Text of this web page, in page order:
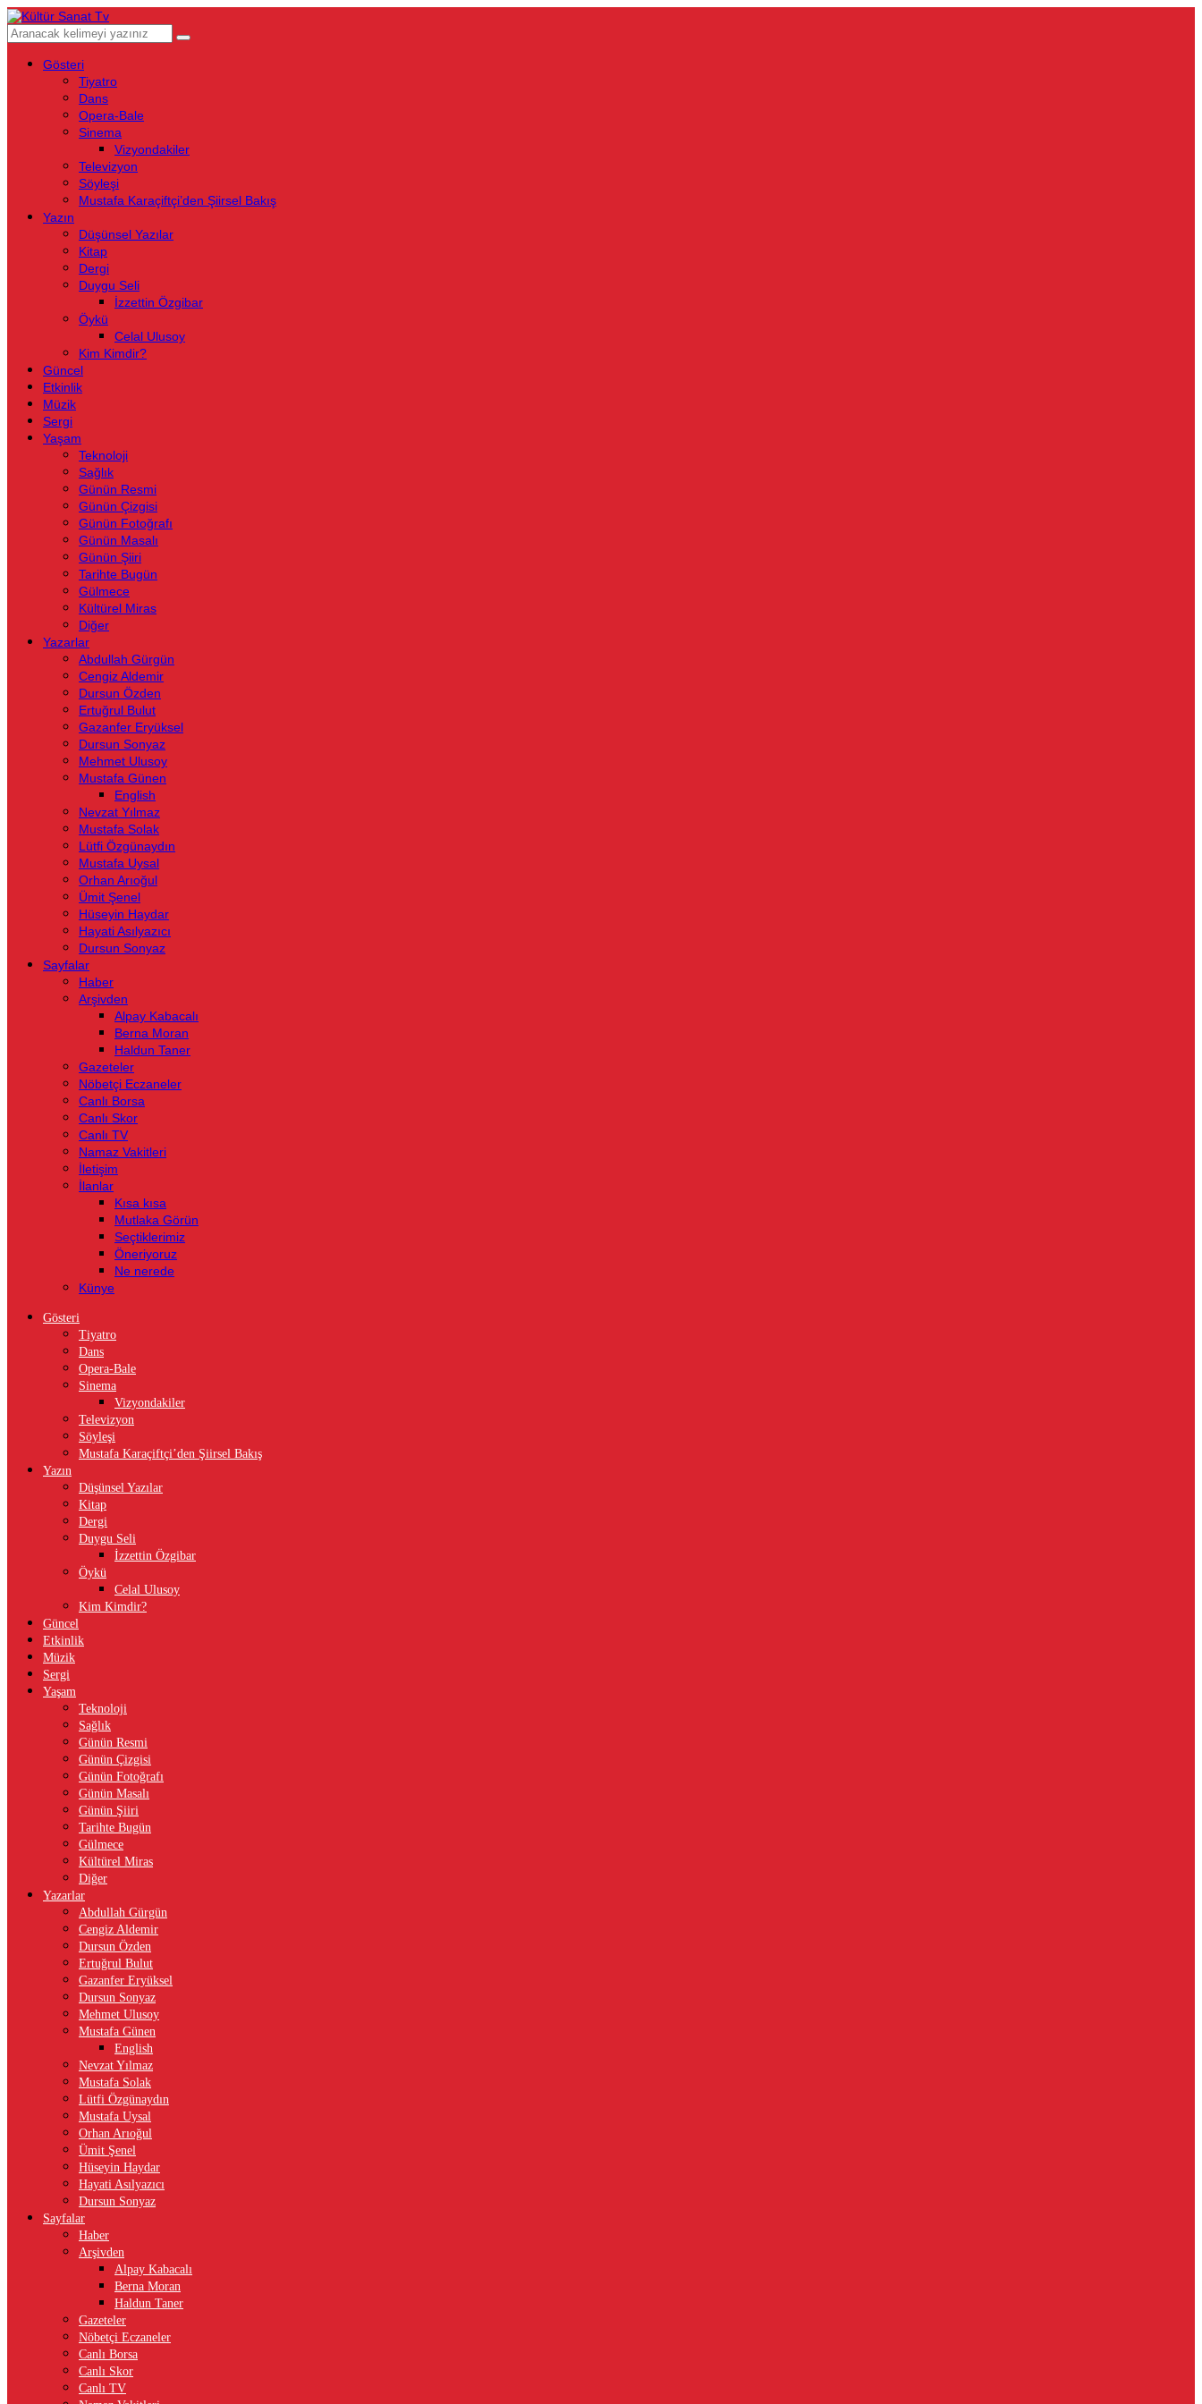
Gösteri
Tiyatro
Dans
Opera-Bale
Sinema
Vizyondakiler
Televizyon
Söyleşi
Mustafa Karaçiftçi’den Şiirsel Bakış
Yazın
Düşünsel Yazılar
Kitap
Dergi
Duygu Seli
İzzettin Özgibar
Öykü
Celal Ulusoy
Kim Kimdir?
Güncel
Etkinlik
Müzik
Sergi
Yaşam
Teknoloji
Sağlık
Günün Resmi
Günün Çizgisi
Günün Fotoğrafı
Günün Masalı
Günün Şiiri
Tarihte Bugün
Gülmece
Kültürel Miras
Diğer
Yazarlar
Abdullah Gürgün
Cengiz Aldemir
Dursun Özden
Ertuğrul Bulut
Gazanfer Eryüksel
Dursun Sonyaz
Mehmet Ulusoy
Mustafa Günen
English
Nevzat Yılmaz
Mustafa Solak
Lütfi Özgünaydın
Mustafa Uysal
Orhan Arıoğul
Ümit Şenel
Hüseyin Haydar
Hayati Asılyazıcı
Dursun Sonyaz
Sayfalar
Haber
Arşivden
Alpay Kabacalı
Berna Moran
Haldun Taner
Gazeteler
Nöbetçi Eczaneler
Canlı Borsa
Canlı Skor
Canlı TV
Namaz Vakitleri
İletişim
İlanlar
Kısa kısa
Mutlaka Görün
Seçtiklerimiz
Öneriyoruz
Ne nerede
Künye
Gösteri
Tiyatro
Dans
Opera-Bale
Sinema
Vizyondakiler
Televizyon
Söyleşi
Mustafa Karaçiftçi’den Şiirsel Bakış
Yazın
Düşünsel Yazılar
Kitap
Dergi
Duygu Seli
İzzettin Özgibar
Öykü
Celal Ulusoy
Kim Kimdir?
Güncel
Etkinlik
Müzik
Sergi
Yaşam
Teknoloji
Sağlık
Günün Resmi
Günün Çizgisi
Günün Fotoğrafı
Günün Masalı
Günün Şiiri
Tarihte Bugün
Gülmece
Kültürel Miras
Diğer
Yazarlar
Abdullah Gürgün
Cengiz Aldemir
Dursun Özden
Ertuğrul Bulut
Gazanfer Eryüksel
Dursun Sonyaz
Mehmet Ulusoy
Mustafa Günen
English
Nevzat Yılmaz
Mustafa Solak
Lütfi Özgünaydın
Mustafa Uysal
Orhan Arıoğul
Ümit Şenel
Hüseyin Haydar
Hayati Asılyazıcı
Dursun Sonyaz
Sayfalar
Haber
Arşivden
Alpay Kabacalı
Berna Moran
Haldun Taner
Gazeteler
Nöbetçi Eczaneler
Canlı Borsa
Canlı Skor
Canlı TV